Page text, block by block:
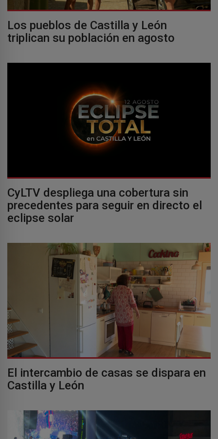
Los pueblos de Castilla y León
triplican su población en agosto
CyLTV despliega una cobertura sin
precedentes para seguir en directo el
eclipse solar
El intercambio de casas se dispara en
Castilla y León